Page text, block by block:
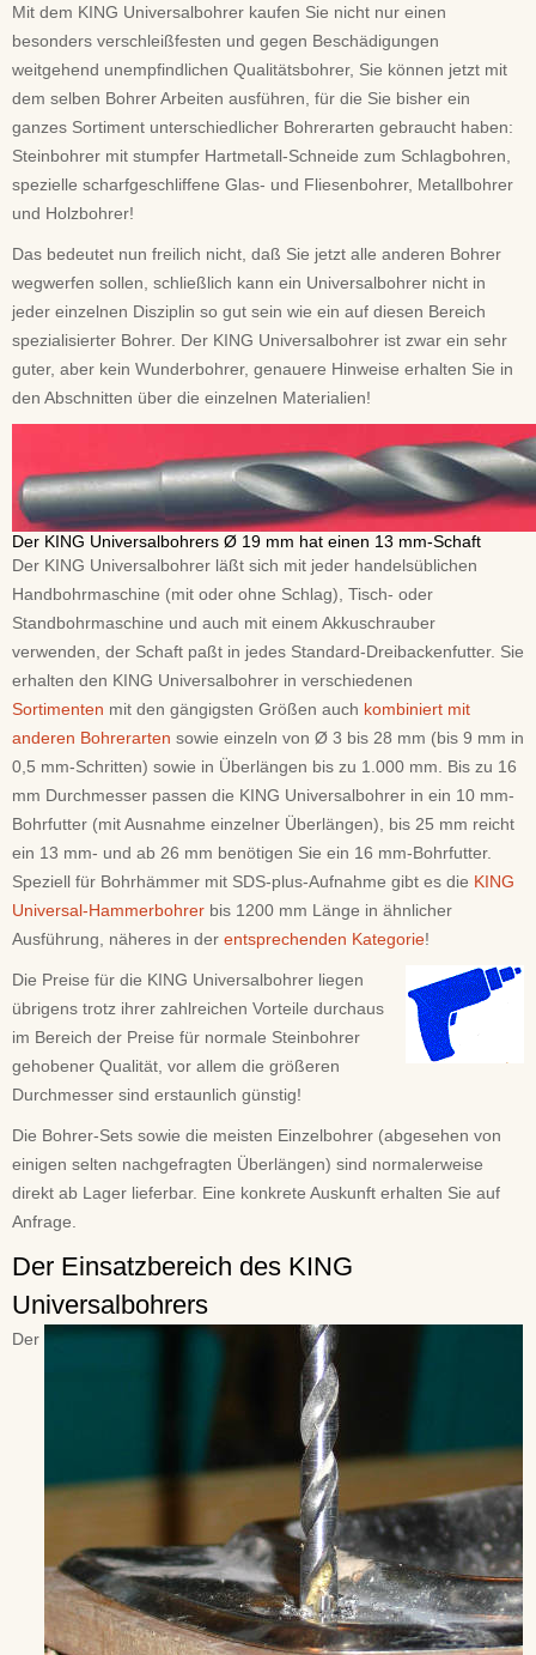
Mit dem KING Universalbohrer kaufen Sie nicht nur einen
besonders verschleißfesten und gegen Beschädigungen
weitgehend unempfindlichen Qualitätsbohrer, Sie können jetzt mit
dem selben Bohrer Arbeiten ausführen, für die Sie bisher ein
ganzes Sortiment unterschiedlicher Bohrerarten gebraucht haben:
Steinbohrer mit stumpfer Hartmetall-Schneide zum Schlagbohren,
spezielle scharfgeschliffene Glas- und Fliesenbohrer, Metallbohrer
und Holzbohrer!
Das bedeutet nun freilich nicht, daß Sie jetzt alle anderen Bohrer
wegwerfen sollen, schließlich kann ein Universalbohrer nicht in
jeder einzelnen Disziplin so gut sein wie ein auf diesen Bereich
spezialisierter Bohrer. Der KING Universalbohrer ist zwar ein sehr
guter, aber kein Wunderbohrer, genauere Hinweise erhalten Sie in
den Abschnitten über die einzelnen Materialien!
Der KING Universalbohrers Ø 19 mm hat einen 13 mm-Schaft
Der KING Universalbohrer läßt sich mit jeder handelsüblichen
Handbohrmaschine (mit oder ohne Schlag), Tisch- oder
Standbohrmaschine und auch mit einem Akkuschrauber
verwenden, der Schaft paßt in jedes Standard-Dreibackenfutter. Sie
erhalten den KING Universalbohrer in verschiedenen
Sortimenten mit den gängigsten Größen auch kombiniert mit
anderen Bohrerarten sowie einzeln von Ø 3 bis 28 mm (bis 9 mm in
0,5 mm-Schritten) sowie in Überlängen bis zu 1.000 mm. Bis zu 16
mm Durchmesser passen die KING Universalbohrer in ein 10 mm-
Bohrfutter (mit Ausnahme einzelner Überlängen), bis 25 mm reicht
ein 13 mm- und ab 26 mm benötigen Sie ein 16 mm-Bohrfutter.
Speziell für Bohrhämmer mit SDS-plus-Aufnahme gibt es die KING
Universal-Hammerbohrer bis 1200 mm Länge in ähnlicher
Ausführung, näheres in der entsprechenden Kategorie!
Die Preise für die KING Universalbohrer liegen
übrigens trotz ihrer zahlreichen Vorteile durchaus
im Bereich der Preise für normale Steinbohrer
gehobener Qualität, vor allem die größeren
Durchmesser sind erstaunlich günstig!
Die Bohrer-Sets sowie die meisten Einzelbohrer (abgesehen von
einigen selten nachgefragten Überlängen) sind normalerweise
direkt ab Lager lieferbar. Eine konkrete Auskunft erhalten Sie auf
Anfrage.
Der Einsatzbereich des KING
Universalbohrers
Der